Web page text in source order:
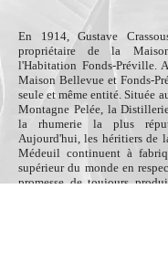
En 1914, Gustave
propriétaire de la
l'Habitation Fonds-Préville.
Maison Bellevue et Fonds-
seule et même entité. Située
Montagne Pelée, la
la rhumerie la plus
Aujourd'hui, les héritiers de
Médeuil continuent à
supérieur du monde en
promesse de toujours